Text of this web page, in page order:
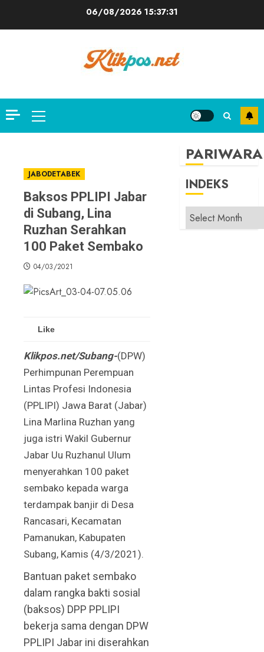
06/08/2026 15:37:32
Primary
Menu
JABODETABEK
Baksos PPLIPI Jabar
di Subang, Lina
Ruzhan Serahkan
100 Paket Sembako
04/03/2021
Like
Klikpos.net/Subang-(DPW)
Perhimpunan Perempuan
Lintas Profesi Indonesia
(PPLIPI) Jawa Barat (Jabar)
Lina Marlina Ruzhan yang
juga istri Wakil Gubernur
Jabar Uu Ruzhanul Ulum
menyerahkan 100 paket
sembako kepada warga
terdampak banjir di Desa
Rancasari, Kecamatan
Pamanukan, Kabupaten
Subang, Kamis (4/3/2021).
Bantuan paket sembako
dalam rangka bakti sosial
(baksos) DPP PPLIPI
bekerja sama dengan DPW
PPLIPI Jabar ini diserahkan
PARIWARA
INDEKS
INDEKS